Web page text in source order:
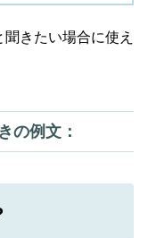
聞きたい場合に使え
の例文：